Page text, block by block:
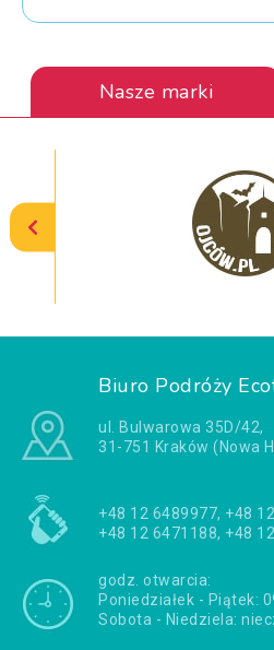
Nasze marki
Biuro Podróży
ul. Bulwarowa 35D/42,
31-751 Kraków (Nowa
+48 12 6489977, +48
+48 12 6471188, +48
godz. otwarcia:
Poniedziałek - Piątek:
Sobota - Niedziela: